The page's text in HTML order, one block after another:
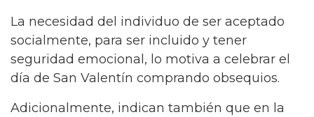
La necesidad del individuo de ser aceptado
socialmente, para ser incluido y tener
seguridad emocional, lo motiva a celebrar el
día de San Valentín comprando obsequios.
Adicionalmente, indican también que en la